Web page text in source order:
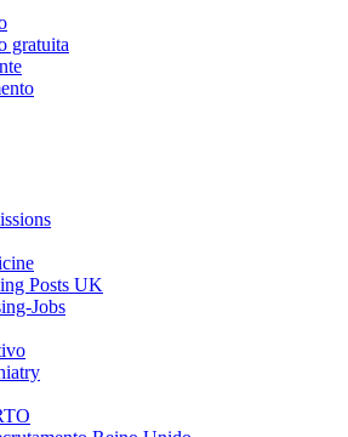
gratuita
Posts UK
Jobs